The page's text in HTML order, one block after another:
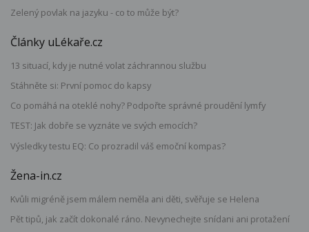
Zelený povlak na jazyku - co to může být?
Články uLékaře.cz
13 situací, kdy je nutné volat záchrannou službu
Stáhněte si: První pomoc do kapsy
Co pomáhá na oteklé nohy? Podpořte správné proudění lymfy
TEST: Jak dobře se vyznáte ve svých emocích?
Výsledky testu EQ: Co prozradil váš emoční kompas?
Žena-in.cz
Kvůli migréně jsem málem neměla ani děti, svěřuje se Helena
Pět tipů, jak začít dokonalé ráno. Nevynechejte snídani ani protažení